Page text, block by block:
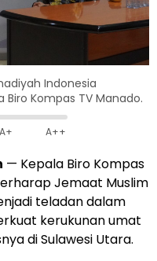
Indonesia
Kompas TV Manado.
A+ A++
— Kepala Biro Kompas
Jemaat Muslim
teladan dalam
kerukunan umat
di Sulawesi Utara.